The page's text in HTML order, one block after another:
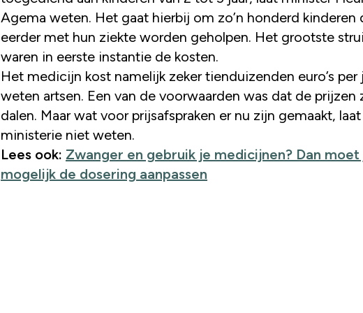
Agema weten. Het gaat hierbij om zo’n honderd kinderen
eerder met hun ziekte worden geholpen. Het grootste
waren in eerste instantie de kosten.
Het medicijn kost namelijk zeker tienduizenden euro’s per
weten artsen. Een van de voorwaarden was dat de prijzen
dalen. Maar wat voor prijsafspraken er nu zijn gemaakt,
ministerie niet weten.
Lees ook: Zwanger en gebruik je medicijnen? Dan moet
mogelijk de dosering aanpassen